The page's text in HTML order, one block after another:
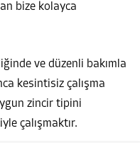
bize kolayca
ve düzenli bakımla
kesintisiz çalışma
zincir tipini
çalışmaktır.